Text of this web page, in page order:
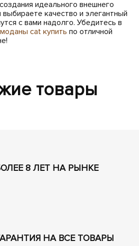
идеального внешнего
качество и элегантный
с вами надолго. Убедитесь в
cat купить по отличной
товары
8 ЛЕТ НА РЫНКЕ
НА ВСЕ ТОВАРЫ